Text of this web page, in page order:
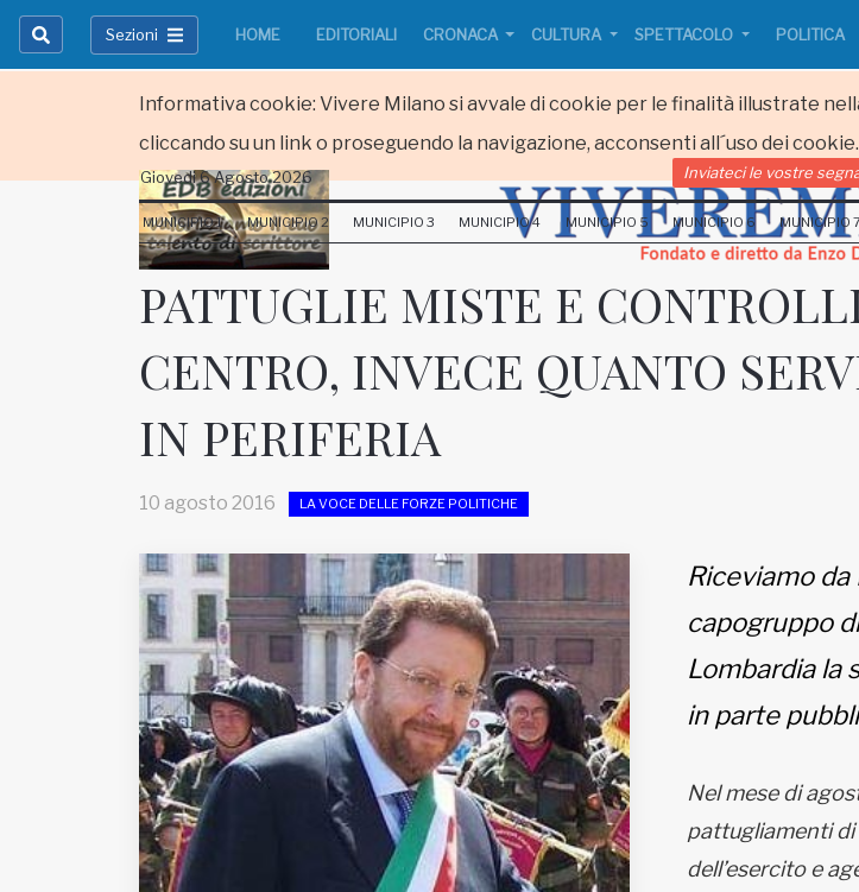
Informativa cookie: Vivere Milano si avvale di cookie per le finalità illustrate
cliccando su un link o proseguendo la navigazione, acconsenti all´uso dei cookie.
Sezioni HOME EDITORIALI CRONACA CULTURA SPETTACOLO POLITICA
Inviateci le vostre segnalazioni
Iscriviti alla newsletter
www.viveremilano.info
EDB edizioni - Via Brivio angolo C.
Imbonati, 89 20159 Milano (Italia)
Informativa sulla privacy
Giovedi 6 Agosto 2026 Inviateci le vostre
MUNICIPIO 1 MUNICIPIO 2 MUNICIPIO 3 MUNICIPIO 4 MUNICIPIO 5 MUNICIPIO 6 MUNICIPIO
PATTUGLIE MISTE E
CENTRO, INVECE QUANTO
IN PERIFERIA
10 agosto 2016 LA VOCE DELLE FORZE POLITICHE
Riceviamo da
capogruppo
Lombardia la
in parte
Nel mese di
pattugliamenti di
dell’esercito e